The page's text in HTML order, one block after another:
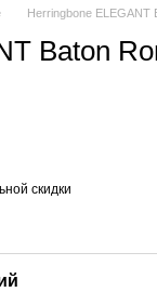
Herringbone ELEGANT
Baton
скидки